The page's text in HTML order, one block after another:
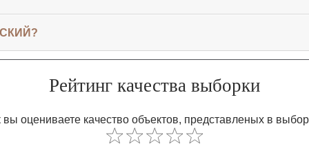
Рейтинг качества выборки
вы оцениваете качество объектов, представленых в